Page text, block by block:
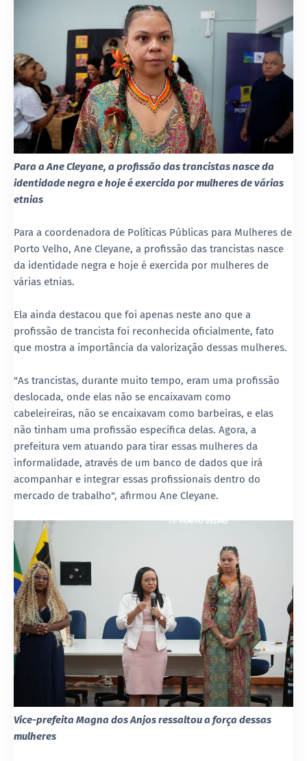
Para a Ane Cleyane, a profissão das trancistas nasce da
identidade negra e hoje é exercida por mulheres de várias
etnias
Para a coordenadora de Políticas Públicas para Mulheres de
Porto Velho, Ane Cleyane, a profissão das trancistas nasce
da identidade negra e hoje é exercida por mulheres de
várias etnias.
Ela ainda destacou que foi apenas neste ano que a
profissão de trancista foi reconhecida oficialmente, fato
que mostra a importância da valorização dessas mulheres.
"As trancistas, durante muito tempo, eram uma profissão
deslocada, onde elas não se encaixavam como
cabeleireiras, não se encaixavam como barbeiras, e elas
não tinham uma profissão específica delas. Agora, a
prefeitura vem atuando para tirar essas mulheres da
informalidade, através de um banco de dados que irá
acompanhar e integrar essas profissionais dentro do
mercado de trabalho", afirmou Ane Cleyane.
Vice-prefeita Magna dos Anjos ressaltou a força dessas
mulheres